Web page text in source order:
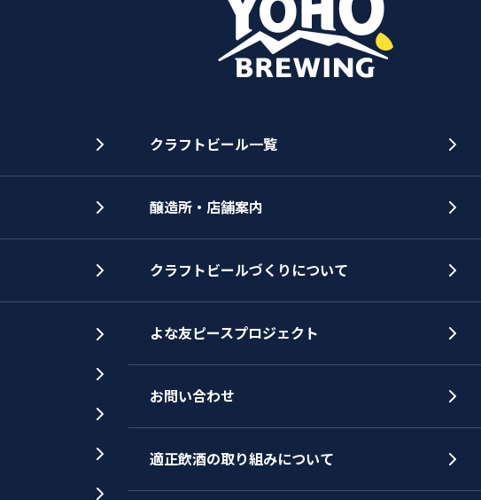
クラフトビール一覧
醸造所・店舗案内
クラフトビールづくりについて
よな友ピースプロジェクト
お問い合わせ
適正飲酒の取り組みについて